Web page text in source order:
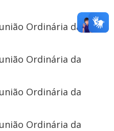
Ordinária da
Ordinária da
Ordinária da
Ordinária da